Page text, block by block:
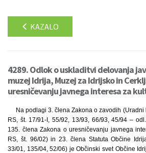
KAZALO
4289. Odlok o uskladitvi delovanja
muzej Idrija, Muzej za Idrijsko in
uresničevanju javnega interesa za
Na podlagi 3. člena Zakona o zavodih (Uradni
RS, št. 17/91-I, 55/92, 13/93, 66/93, 45/94 –
135. člena Zakona o uresničevanju javnega
RS, št. 96/02) in 23. člena Statuta Občine
33/01, 135/04, 52/06) je Občinski svet Občine